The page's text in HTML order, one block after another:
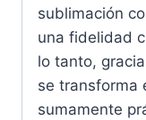
sublimación
una fidelidad
lo tanto,
se transforma
sumamente